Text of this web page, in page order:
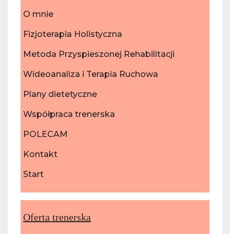
O mnie
Fizjoterapia Holistyczna
Metoda Przyspieszonej Rehabilitacji
Wideoanaliza i Terapia Ruchowa
Plany dietetyczne
Współpraca trenerska
POLECAM
Kontakt
Start
Oferta trenerska